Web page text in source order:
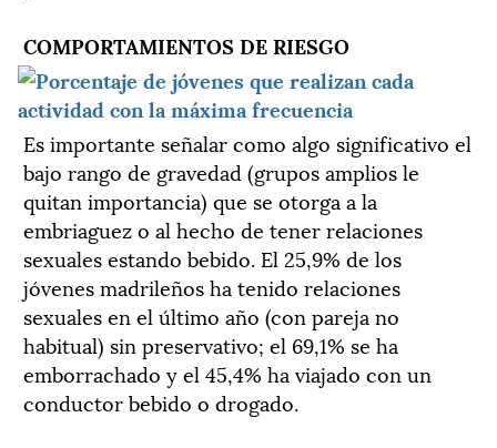
COMPORTAMIENTOS DE RIESGO
Es importante señalar como algo significativo el
bajo rango de gravedad (grupos amplios le
quitan importancia) que se otorga a la
embriaguez o al hecho de tener relaciones
sexuales estando bebido. El 25,9% de los
jóvenes madrileños ha tenido relaciones
sexuales en el último año (con pareja no
habitual) sin preservativo; el 69,1% se ha
emborrachado y el 45,4% ha viajado con un
conductor bebido o drogado.